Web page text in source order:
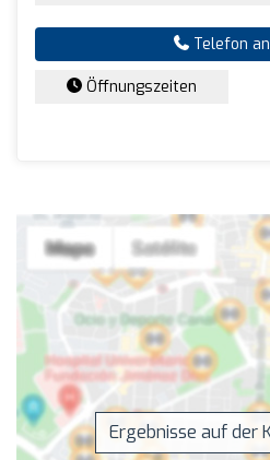
Telefon
Öffnungszeiten
Ergebnisse auf der